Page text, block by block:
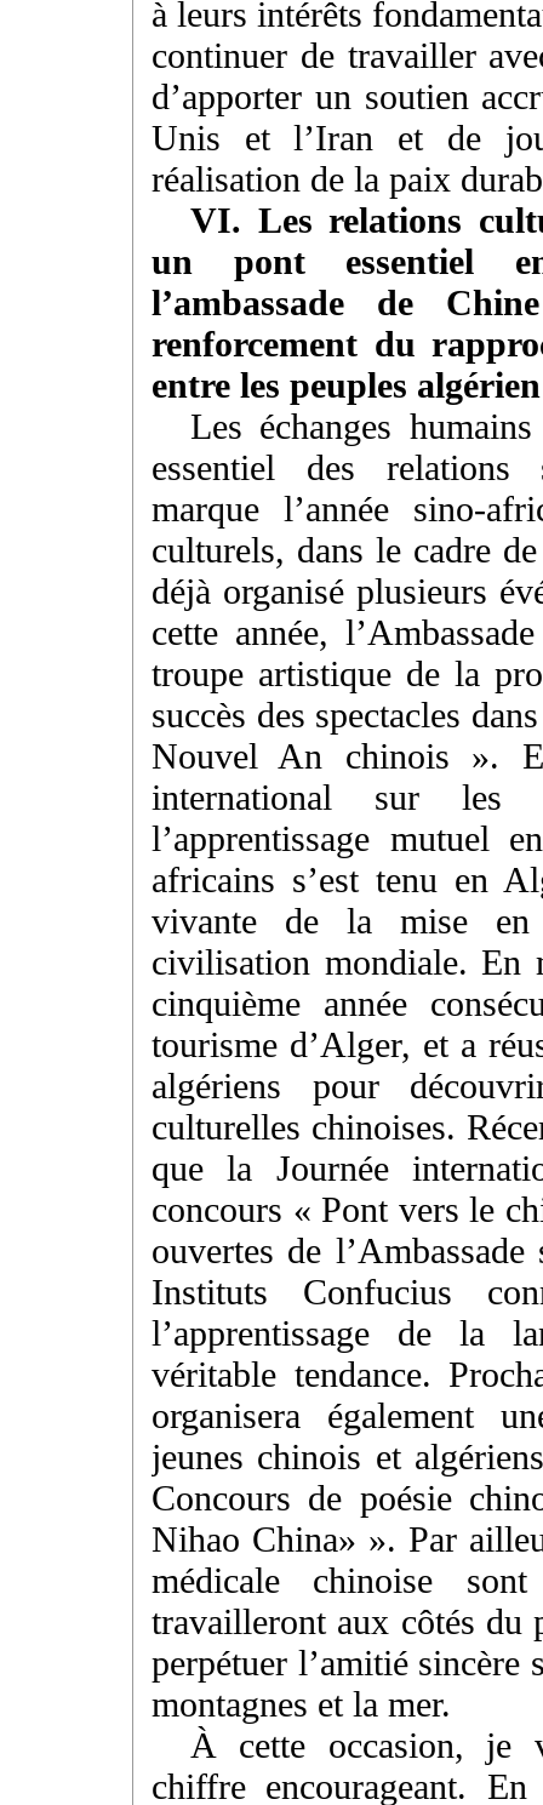
à leurs intérêts
continuer de travailler
d’apporter un soutien
Unis et l’Iran et de
réalisation de la paix
VI. Les relations
un pont essentiel
l’ambassade de
renforcement du
entre les peuples
Les échanges
essentiel des relations
marque l’année sino-
culturels, dans le cadre
déjà organisé plusieurs
cette année,
troupe artistique de la
succès des spectacles
Nouvel An chinois ».
international sur les
l’apprentissage mutuel
africains s’est tenu en
vivante de la mise
civilisation mondiale. En
cinquième année
tourisme d’Alger, et a
algériens pour
culturelles chinoises.
que la Journée
concours « Pont vers le
ouvertes de
Instituts Confucius
l’apprentissage de la
véritable tendance.
organisera également
jeunes chinois et
Concours de poésie
Nihao China» ». Par
médicale chinoise
travailleront aux côtés du
perpétuer l’amitié sincère
montagnes et la mer.
À cette occasion, je
chiffre encourageant.